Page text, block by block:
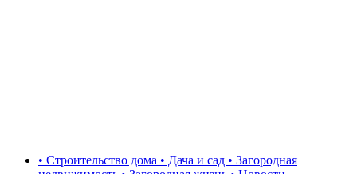
• Строительство дома • Дача и сад • Загородная